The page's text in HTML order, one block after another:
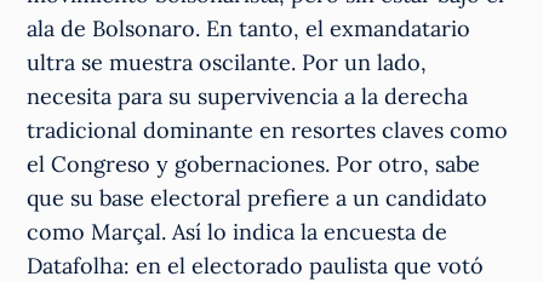
ala de Bolsonaro. En tanto, el exmandatario
ultra se muestra oscilante. Por un lado,
necesita para su supervivencia a la derecha
tradicional dominante en resortes claves como
el Congreso y gobernaciones. Por otro, sabe
que su base electoral prefiere a un candidato
como Marçal. Así lo indica la encuesta de
Datafolha: en el electorado paulista que votó